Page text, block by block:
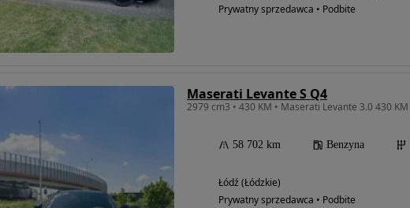
Prywatny sprzedawca • Podbite
Maserati Levante S Q4
2979 cm3 • 430 KM • Maserati Levante 3.0 430
58 702 km Benzyna
Łódź (Łódzkie)
Prywatny sprzedawca • Podbite